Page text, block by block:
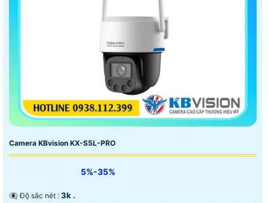
Camera KBvision KX-S5L-PRO
5%-35%
👁️‍🗨 Độ sắc nét : 3k .